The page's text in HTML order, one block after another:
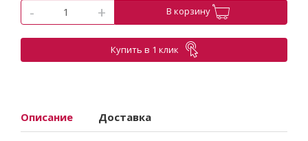
- + В корзину
Купить в 1 клик
Описание Доставка